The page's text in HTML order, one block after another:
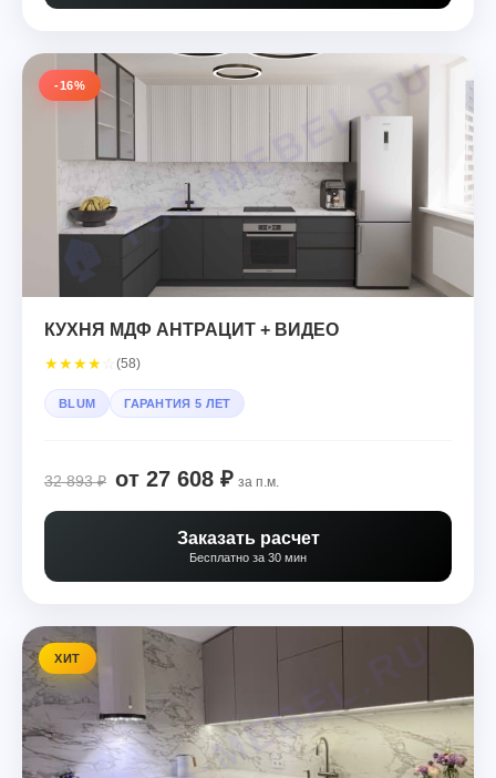
-16%
КУХНЯ МДФ АНТРАЦИТ + ВИДЕО
★★★★ (58)
BLUM ГАРАНТИЯ 5 ЛЕТ
32 893 ₽ от 27 608 ₽ за п.м.
Заказать расчет
Бесплатно за 30 мин
ХИТ